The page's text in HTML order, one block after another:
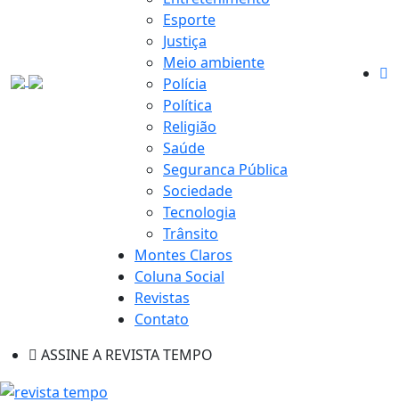
Esporte
Justiça
Meio ambiente
Polícia
Política
Religião
Saúde
Seguranca Pública
Sociedade
Tecnologia
Trânsito
Montes Claros
Coluna Social
Revistas
Contato
ASSINE A REVISTA TEMPO